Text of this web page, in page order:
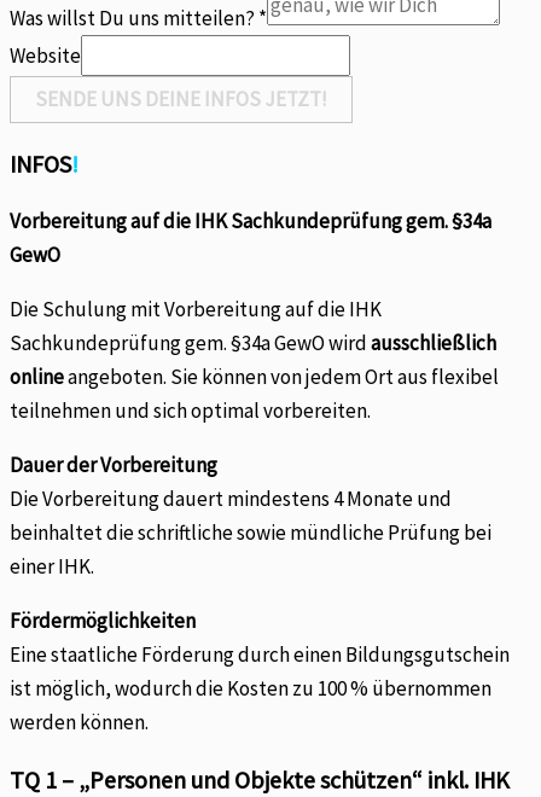
Was willst Du uns mitteilen? *
Website
SENDE UNS DEINE INFOS JETZT!
INFOS!
Vorbereitung auf die IHK Sachkundeprüfung gem. §34a
GewO
Die Schulung mit Vorbereitung auf die IHK
Sachkundeprüfung gem. §34a GewO wirdausschließlich
onlineangeboten. Sie können von jedem Ort aus flexibel
teilnehmen und sich optimal vorbereiten.
Dauer der Vorbereitung
Die Vorbereitung dauert mindestens 4 Monate und
beinhaltet die schriftliche sowie mündliche Prüfung bei
einer IHK.
Fördermöglichkeiten
Eine staatliche Förderung durch einen Bildungsgutschein
ist möglich, wodurch die Kosten zu 100 % übernommen
werden können.
TQ 1 – „Personen und Objekte schützen“ inkl. IHK